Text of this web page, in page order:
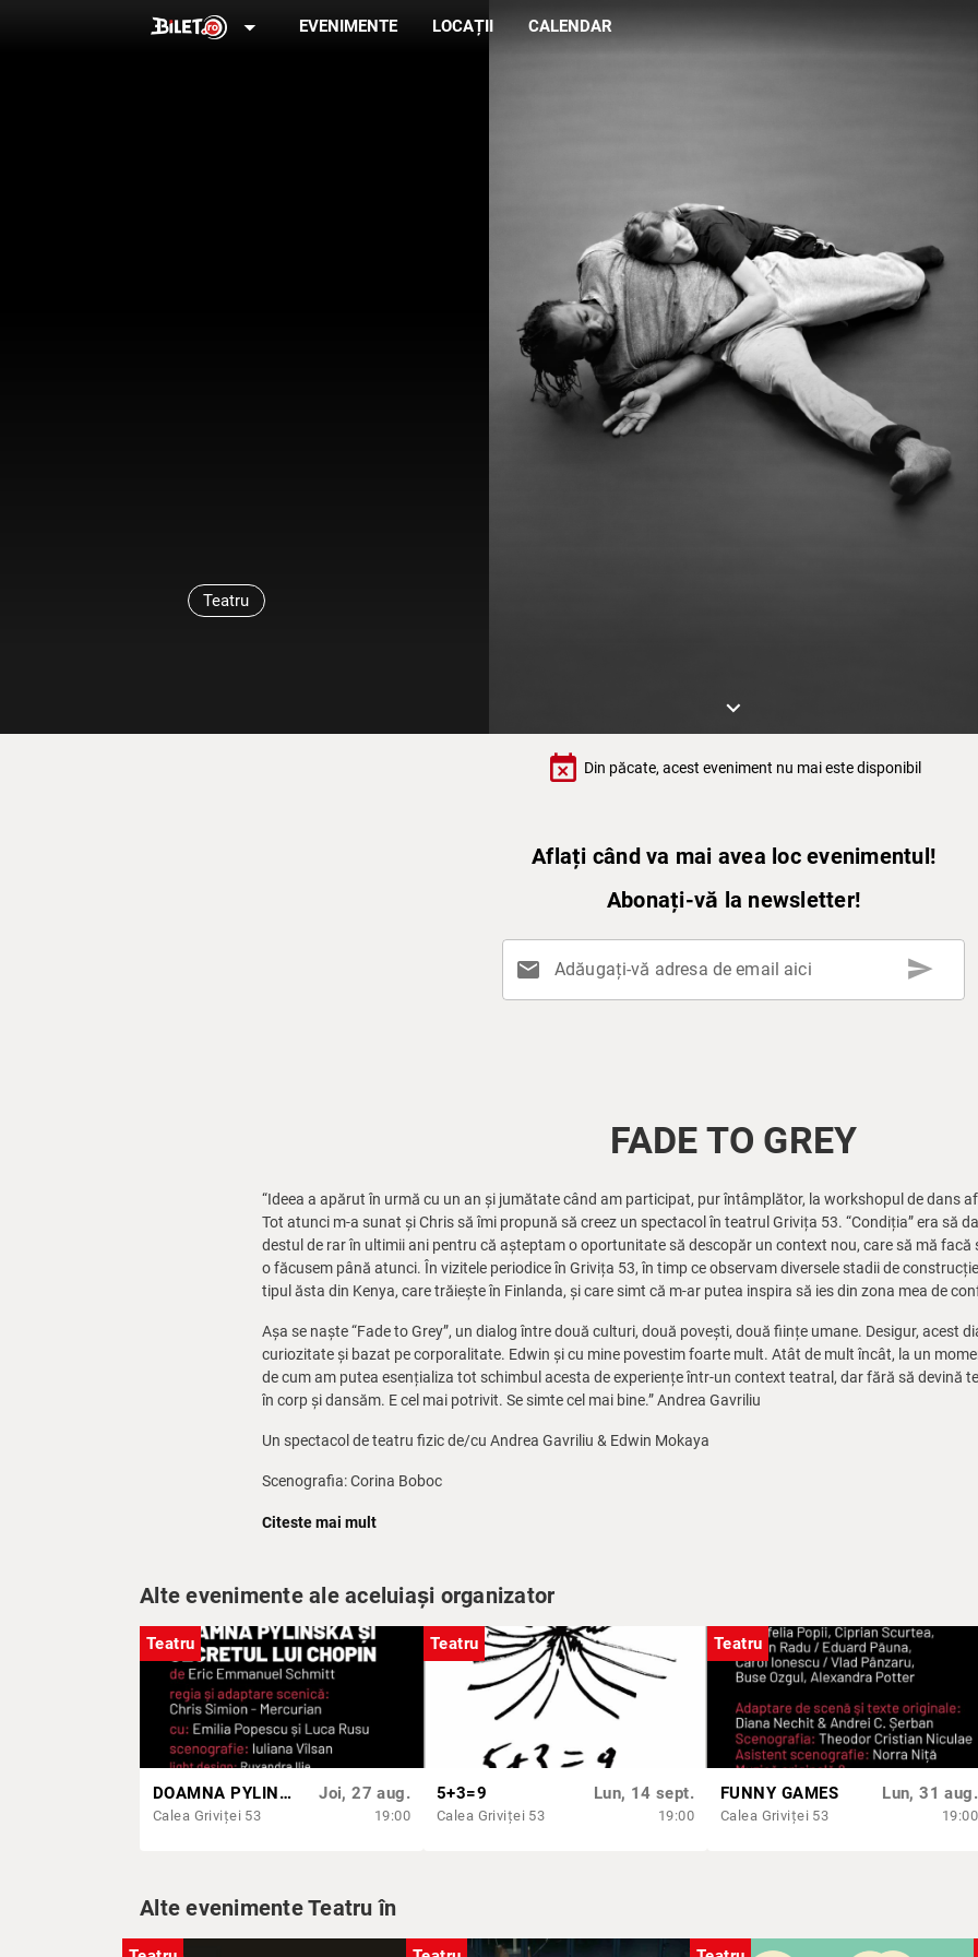
arrow_drop_down EVENIMENTE LOCAȚII CALENDAR
Teatru
keyboard_arrow_down
event_busy Din păcate, acest eveniment nu mai este disponibil
Aflați când va mai avea loc evenimentul!
Abonați-vă la newsletter!
mail Adăugați-vă adresa de email aici send
FADE TO GREY
“Ideea a apărut în urmă cu un an și jumătate când am participat, pur întâmplător, la workshopul de dans
Tot atunci m-a sunat și Chris să îmi propună să creez un spectacol în teatrul Grivița 53. “Condiția” era să
destul de rar în ultimii ani pentru că așteptam o oportunitate să descopăr un context nou, care să mă
o făcusem până atunci. În vizitele periodice în Grivița 53, în timp ce observam diversele stadii de
tipul ăsta din Kenya, care trăiește în Finlanda, și care simt că m-ar putea inspira să ies din zona mea de
Așa se naște “Fade to Grey”, un dialog între două culturi, două povești, două ființe umane. Desigur, acest
curiozitate și bazat pe corporalitate. Edwin și cu mine povestim foarte mult. Atât de mult încât, la un
de cum am putea esențializa tot schimbul acesta de experiențe într-un context teatral, dar fără să devină
în corp și dansăm. E cel mai potrivit. Se simte cel mai bine.” Andrea Gavriliu
Un spectacol de teatru fizic de/cu Andrea Gavriliu & Edwin Mokaya
Scenografia: Corina Boboc
Muzica originală: DJ Mujdei
Durata spectacol: minim 53 de minute
Citeste mai mult
Alte evenimente ale aceluiași organizator
Teatru
DOAMNA PYLINSKA ŞI SECRETUL LUI CHOPIN
Calea Griviței 53
Joi, 27 aug.
19:00
Teatru
5+3=9
Calea Griviței 53
Lun, 14 sept.
19:00
Teatru
FUNNY GAMES
Calea Griviței 53
Lun, 31 aug.
19:00
Alte evenimente Teatru în